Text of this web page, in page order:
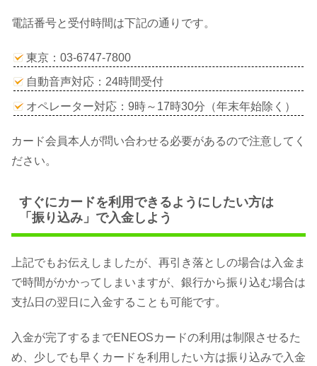
電話番号と受付時間は下記の通りです。
東京：03-6747-7800
自動音声対応：24時間受付
オペレーター対応：9時～17時30分（年末年始除く）
カード会員本人が問い合わせる必要があるので注意してく
ださい。
すぐにカードを利用できるようにしたい方は
「振り込み」で入金しよう
上記でもお伝えしましたが、再引き落としの場合は入金ま
で時間がかかってしまいますが、銀行から振り込む場合は
支払日の翌日に入金することも可能です。
入金が完了するまでENEOSカードの利用は制限させるた
め、少しでも早くカードを利用したい方は振り込みで入金